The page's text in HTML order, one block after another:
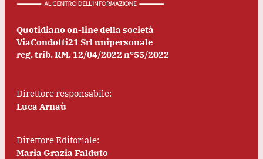
Quotidiano on-line della società
ViaCondotti21 Srl unipersonale
reg. trib. RM. 12/04/2022 n°55/2022
Direttore responsabile:
Luca Arnaù
Direttore Editoriale:
Maria Grazia Falduto